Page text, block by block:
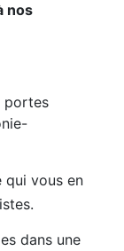
nos
portes
qui vous en
dans une